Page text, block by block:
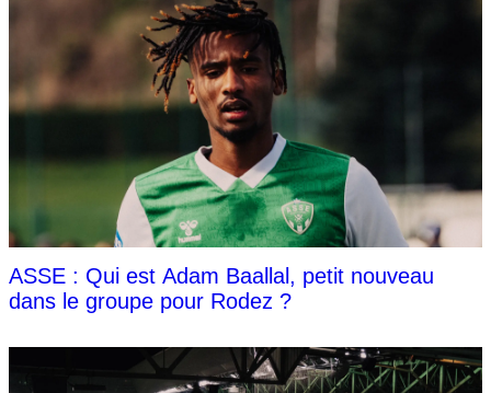
ASSE : Qui est Adam Baallal, petit nouveau
dans le groupe pour Rodez ?